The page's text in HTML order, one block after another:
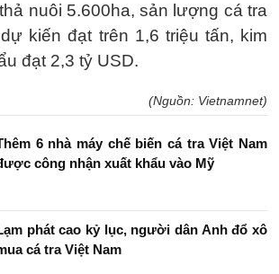
nuôi 5.600ha, sản lượng cá tra
kiến đạt trên 1,6 triệu tấn, kim
đạt 2,3 tỷ USD.
(Nguồn: Vietnamnet)
6 nhà máy chế biến cá tra Việt Nam
công nhận xuất khẩu vào Mỹ
phát cao kỷ lục, người dân Anh đổ xô
cá tra Việt Nam